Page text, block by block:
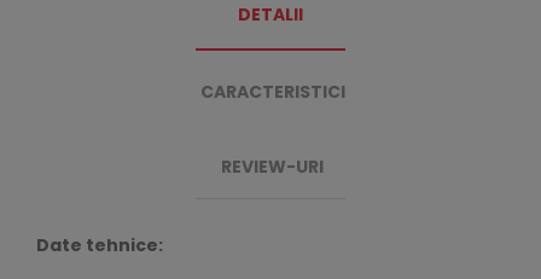
DETALII
CARACTERISTICI
REVIEW-URI
Date tehnice: